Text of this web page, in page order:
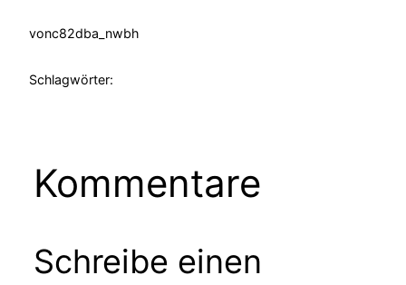
vonc82dba_nwbh
Schlagwörter:
Kommentare
Schreibe einen